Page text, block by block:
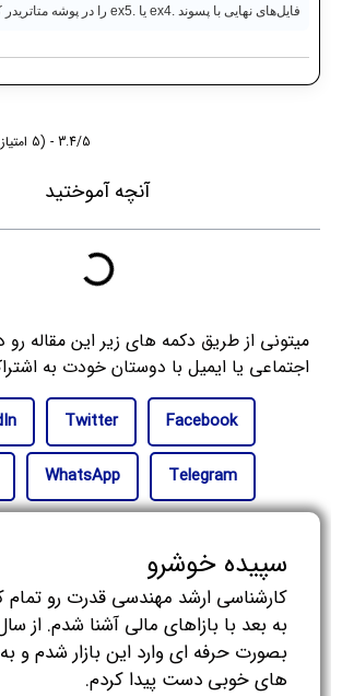
فایل‌های نهایی با پسوند .ex4 یا .ex5 را در پوشه متاتریدر کپی نمایید.
3.4/5 - (5 امتیاز)
آنچه آموختید
میتونی از طریق دکمه های زیر این مقاله
اجتماعی یا ایمیل با دوستان خودت به
Facebook
Twitter
Telegram
WhatsApp
سپیده خوشرو
کارشناسی ارشد مهندسی قدرت رو تمام
بصورت حرفه ای وارد این بازار شدم و
های خوبی دست پیدا کردم.